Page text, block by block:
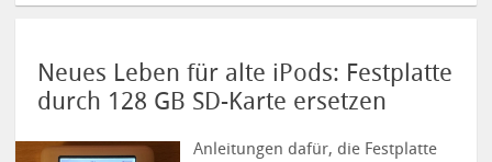
Neues Leben für alte iPods: Festplatte
durch 128 GB SD-Karte ersetzen
Anleitungen dafür, die Festplatte